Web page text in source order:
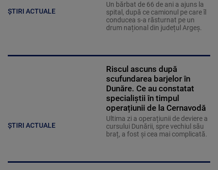
ȘTIRI ACTUALE
Un bărbat de 66 de ani a ajuns la
spital, după ce camionul pe care îl
conducea s-a răsturnat pe un
drum național din județul Argeș.
ȘTIRI ACTUALE
Riscul ascuns după
scufundarea barjelor în
Dunăre. Ce au constatat
specialiștii în timpul
operațiunii de la Cernavodă
Ultima zi a operațiunii de deviere a
cursului Dunării, spre vechiul său
braț, a fost și cea mai complicată.